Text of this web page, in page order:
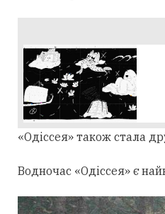
«Одіссея» також стала
Водночас «Одіссея» є